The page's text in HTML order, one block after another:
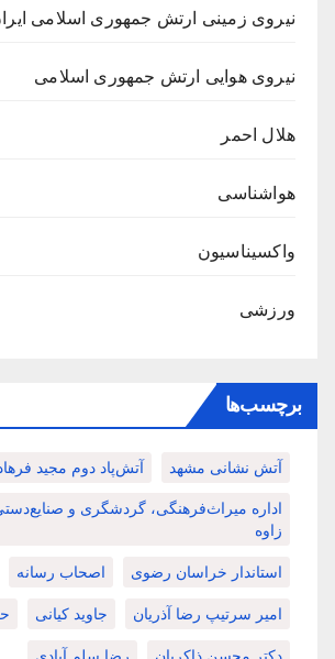
نیروی زمینی ارتش جمهوری اسلامی
نیروی هوایی ارتش جمهوری اسلامی
هلال احمر
هواشناسی
واکسیناسیون
ورزشی
برچسب‌ها
آتش نشانی مشهد آتش‌پاد دوم مجید
اداره میراث‌فرهنگی، گردشگری و
زاوه
استاندار خراسان رضوی اصحاب رسانه
امیر سرتیپ رضا آذریان جاوید کیانی